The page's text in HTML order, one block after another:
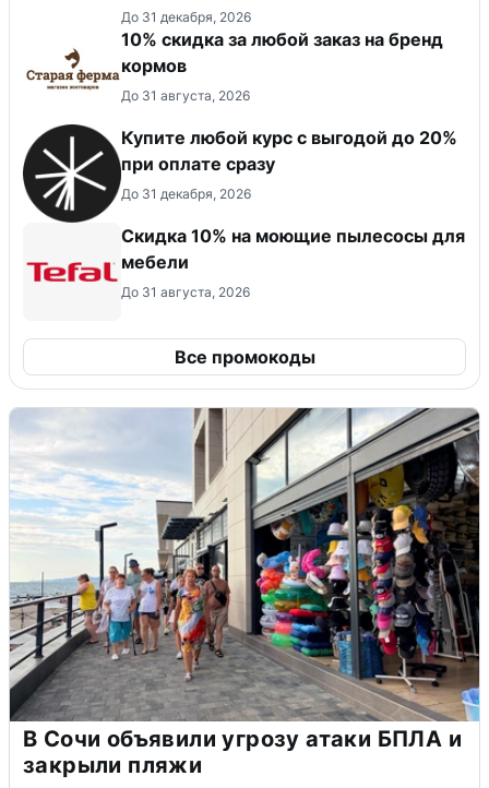
До 31 декабря, 2026
10% скидка за любой заказ на бренд
кормов
До 31 августа, 2026
Купите любой курс с выгодой до 20%
при оплате сразу
До 31 декабря, 2026
Скидка 10% на моющие пылесосы для
мебели
До 31 августа, 2026
Все промокоды
В Сочи объявили угрозу атаки БПЛА и
закрыли пляжи